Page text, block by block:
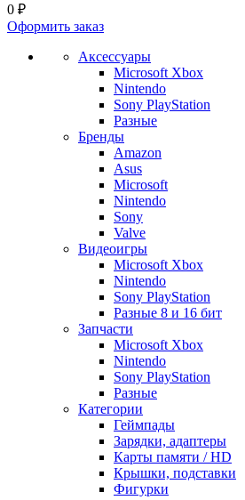
0 ₽
Оформить заказ
Аксессуары
Microsoft Xbox
Nintendo
Sony PlayStation
Разные
Бренды
Amazon
Asus
Microsoft
Nintendo
Sony
Valve
Видеоигры
Microsoft Xbox
Nintendo
Sony PlayStation
Разные 8 и 16 бит
Запчасти
Microsoft Xbox
Nintendo
Sony PlayStation
Разные
Категории
Геймпады
Зарядки, адаптеры
Карты памяти / HD
Крышки, подставки
Фигурки